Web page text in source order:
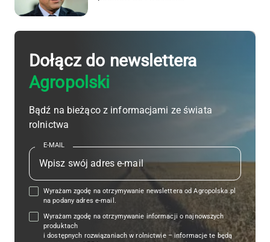
Dołącz do newslettera
Agropolski
Bądź na bieżąco z informacjami ze świata
rolnictwa
E-MAIL
Wyrażam zgodę na otrzymywanie newslettera od Agropolska.pl
na podany adres e-mail.
Wyrażam zgodę na otrzymywanie informacji o najnowszych
produktach
i dostępnych rozwiązaniach w rolnictwie – informacje te będą